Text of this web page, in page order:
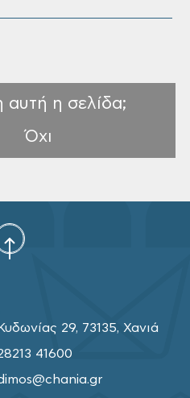
αυτή η σελίδα;
Όχι
Κυδωνίας 29, 73135, Χανιά
41600